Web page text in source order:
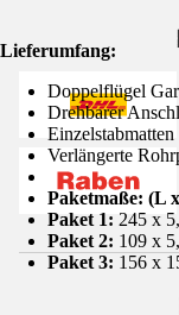
Lieferumfang:
Doppelflügel
Drehbarer
Einzelstabmatten
Verlängerte
Paketmaße: (L
Paket 1: 245 x
Paket 2: 109 x
Paket 3: 156 x